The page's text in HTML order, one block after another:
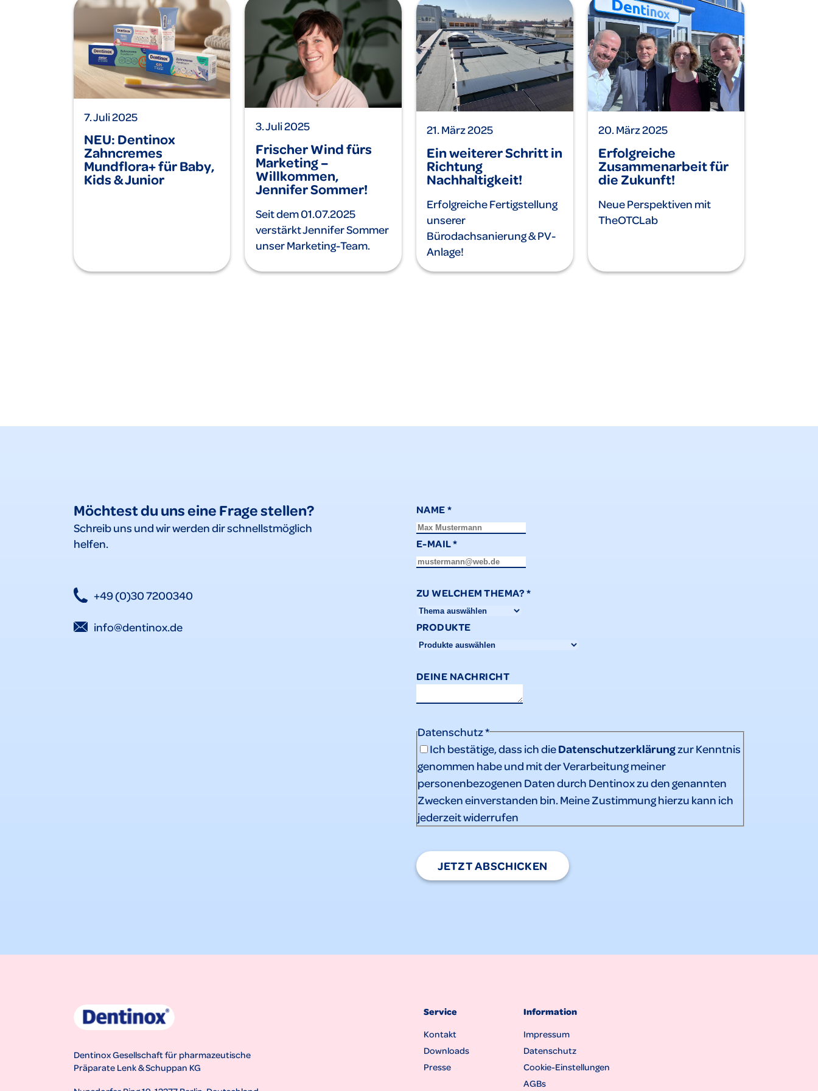
7. Juli 2025
NEU: Dentinox
Zahncremes
Mundflora+ für Baby,
Kids & Junior
3. Juli 2025
Frischer Wind fürs
Marketing –
Willkommen,
Jennifer Sommer!
Seit dem 01.07.2025
verstärkt Jennifer Sommer
unser Marketing-Team.
21. März 2025
Ein weiterer Schritt in
Richtung
Nachhaltigkeit!
Erfolgreiche Fertigstellung
unserer
Bürodachsanierung & PV-
Anlage!
20. März 2025
Erfolgreiche
Zusammenarbeit für
die Zukunft!
Neue Perspektiven mit
TheOTCLab
Möchtest du uns eine Frage stellen?
Schreib uns und wir werden dir schnellstmöglich
helfen.
+49 (0)30 7200340
info@dentinox.de
NAME*
E-MAIL*
ZU WELCHEM THEMA?*
PRODUKTE
DEINE NACHRICHT
Datenschutz*
Ich bestätige, dass ich dieDatenschutzerklärungzur Kenntnis
genommen habe und mit der Verarbeitung meiner
personenbezogenen Daten durch Dentinox zu den genannten
Zwecken einverstanden bin. Meine Zustimmung hierzu kann ich
jederzeit widerrufen
JETZT ABSCHICKEN
Dentinox Gesellschaft für pharmazeutische
Präparate Lenk & Schuppan KG
Service
Kontakt
Downloads
Presse
Information
Impressum
Datenschutz
Cookie-Einstellungen
AGBs